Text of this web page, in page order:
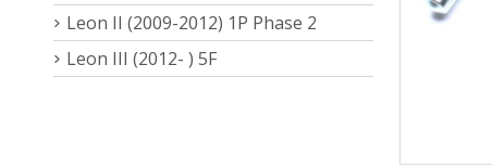
Leon II (2009-2012) 1P Phase 2
Leon III (2012- ) 5F